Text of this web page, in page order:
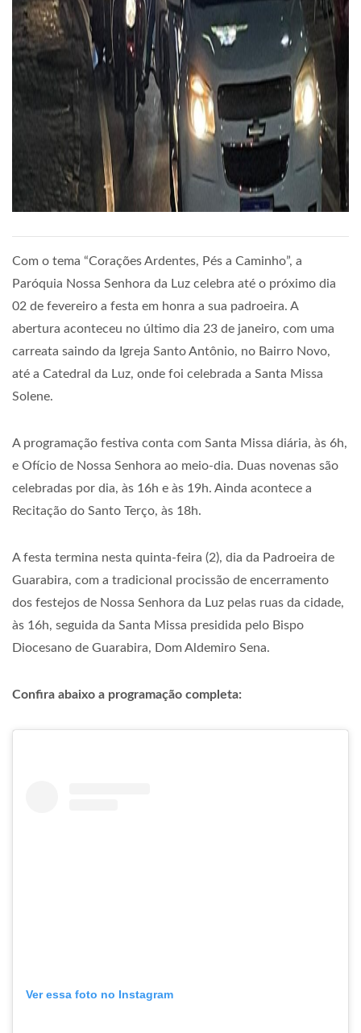
Com o tema “Corações Ardentes, Pés a Caminho”, a
Paróquia Nossa Senhora da Luz celebra até o próximo dia
02 de fevereiro a festa em honra a sua padroeira. A
abertura aconteceu no último dia 23 de janeiro, com uma
carreata saindo da Igreja Santo Antônio, no Bairro Novo,
até a Catedral da Luz, onde foi celebrada a Santa Missa
Solene.
A programação festiva conta com Santa Missa diária, às 6h,
e Ofício de Nossa Senhora ao meio-dia. Duas novenas são
celebradas por dia, às 16h e às 19h. Ainda acontece a
Recitação do Santo Terço, às 18h.
A festa termina nesta quinta-feira (2), dia da Padroeira de
Guarabira, com a tradicional procissão de encerramento
dos festejos de Nossa Senhora da Luz pelas ruas da cidade,
às 16h, seguida da Santa Missa presidida pelo Bispo
Diocesano de Guarabira, Dom Aldemiro Sena.
Confira abaixo a programação completa:
Ver essa foto no Instagram